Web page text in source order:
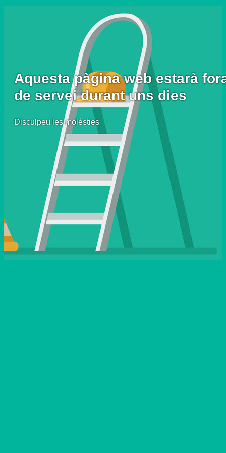
Aquesta pàgina web estarà
de servei durant uns dies
Disculpeu les molèsties